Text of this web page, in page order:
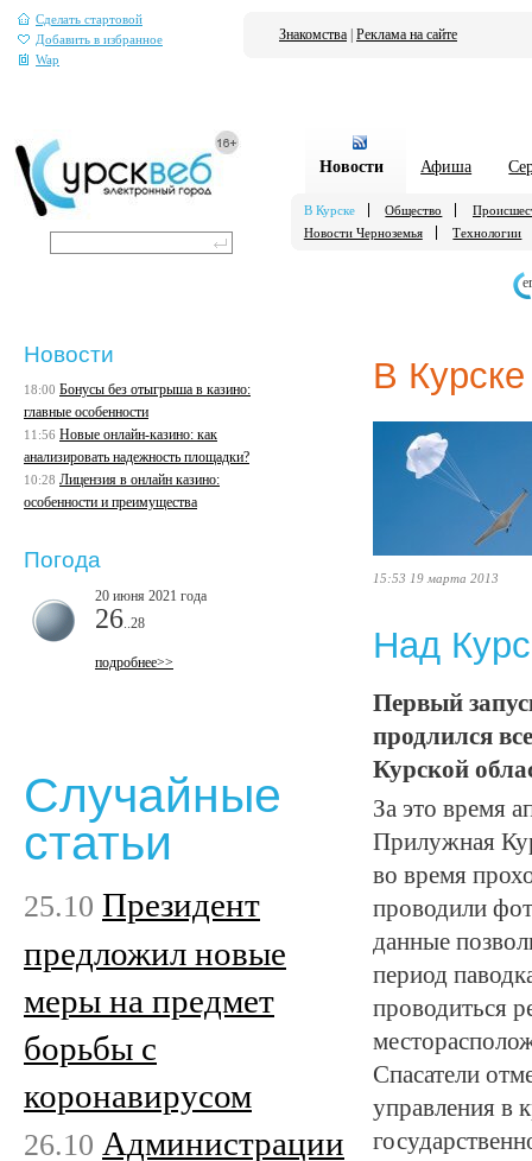
Сделать стартовой
Добавить в избранное
Wap
Знакомства Реклама на сайте
Новости Афиша
В Курске Общество
Новости Черноземья
Технологии
В Курске
15:53 19 марта 2013
Над
Первый
продлился
Курской
За это время
Прилужная
во время
проводили
данные
период
проводиться
Спасатели
управления в
Новости
18:00 Бонусы без отыгрыша в казино:
главные особенности
11:56 Новые онлайн-казино: как
анализировать надежность площадки?
10:28 Лицензия в онлайн казино:
особенности и преимущества
Погода
20 июня 2021 года
26 ..28
подробнее>>
Случайные
статьи
25.10 Президент
предложил новые
меры на предмет
борьбы с
коронавирусом
26.10 Администрации